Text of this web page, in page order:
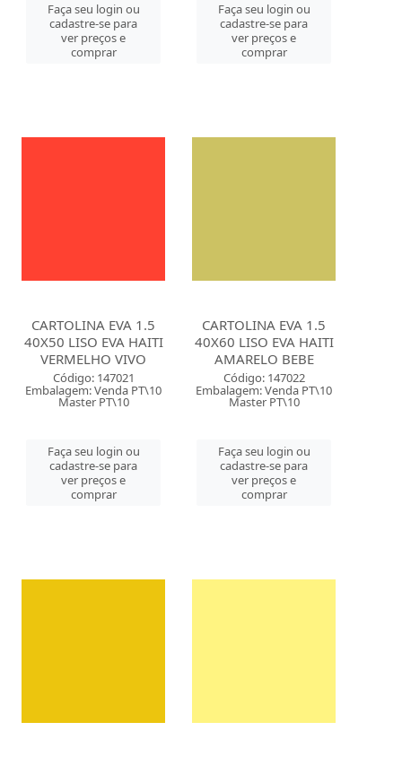
Faça seu login ou
cadastre-se para
ver preços e
comprar
Faça seu login ou
cadastre-se para
ver preços e
comprar
CARTOLINA EVA 1.5
40X50 LISO EVA HAITI
VERMELHO VIVO
Código: 147021
Embalagem: Venda PT\10
Master PT\10
Faça seu login ou
cadastre-se para
ver preços e
comprar
CARTOLINA EVA 1.5
40X60 LISO EVA HAITI
AMARELO BEBE
Código: 147022
Embalagem: Venda PT\10
Master PT\10
Faça seu login ou
cadastre-se para
ver preços e
comprar